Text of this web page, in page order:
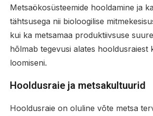
Metsaökosüsteemide hooldamine ja
tähtsusega nii bioloogilise
kui ka metsamaa produktiivsuse
hõlmab tegevusi alates hooldusraiest
loomiseni.
Hooldusraie ja metsakultuurid
Hooldusraie on oluline võte metsa